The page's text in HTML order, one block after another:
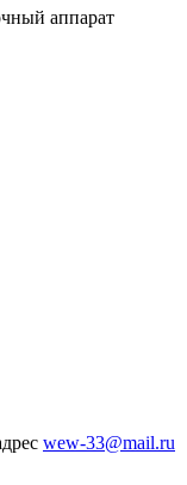
аппарат
wew-33@mail.ru